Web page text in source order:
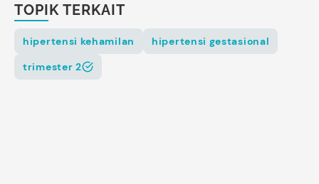
TOPIK TERKAIT
hipertensi kehamilan
hipertensi gestasional
trimester 2